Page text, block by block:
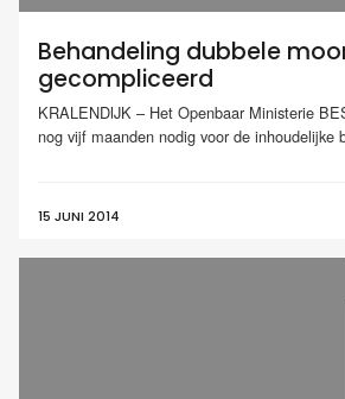
Behandeling dubbele
gecompliceerd
KRALENDIJK – Het Openbaar Ministerie
nog vijf maanden nodig voor de inhoudelijke
15 JUNI 2014